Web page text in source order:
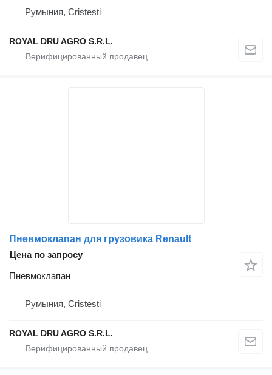
Румыния, Cristesti
ROYAL DRU AGRO S.R.L.
Пневмоклапан для грузовика Renault
Цена по запросу
Пневмоклапан
Румыния, Cristesti
ROYAL DRU AGRO S.R.L.